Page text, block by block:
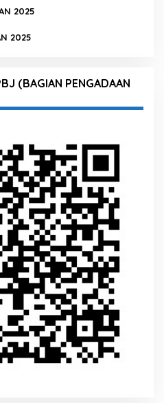
2025
2025
(BAGIAN PENGADAAN